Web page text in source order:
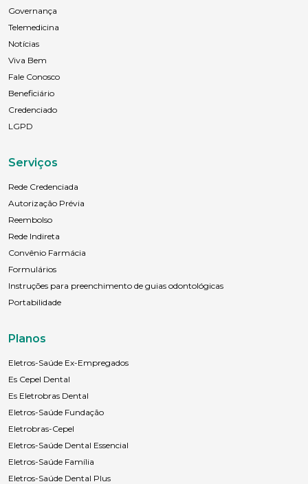
Governança
Telemedicina
Notícias
Viva Bem
Fale Conosco
Beneficiário
Credenciado
LGPD
Serviços
Rede Credenciada
Autorização Prévia
Reembolso
Rede Indireta
Convênio Farmácia
Formulários
Instruções para preenchimento de guias odontológicas
Portabilidade
Planos
Eletros-Saúde Ex-Empregados
Es Cepel Dental
Es Eletrobras Dental
Eletros-Saúde Fundação
Eletrobras-Cepel
Eletros-Saúde Dental Essencial
Eletros-Saúde Família
Eletros-Saúde Dental Plus
Área de interesse